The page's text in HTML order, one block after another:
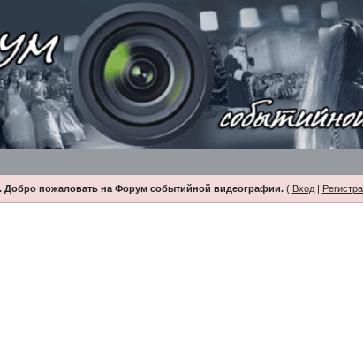
Добро пожаловать на Форум событийной видеографии.( Вход|